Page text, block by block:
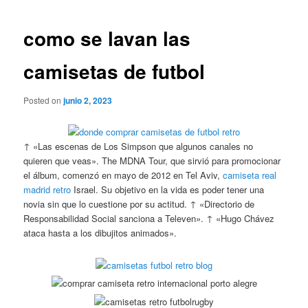
como se lavan las
camisetas de futbol
Posted onjunio 2, 2023
↑ «Las escenas de Los Simpson que algunos canales no
quieren que veas». The MDNA Tour, que sirvió para promocionar
el álbum, comenzó en mayo de 2012 en Tel Aviv,camiseta real
madrid retro Israel. Su objetivo en la vida es poder tener una
novia sin que lo cuestione por su actitud. ↑ «Directorio de
Responsabilidad Social sanciona a Televen». ↑ «Hugo Chávez
ataca hasta a los dibujitos animados».